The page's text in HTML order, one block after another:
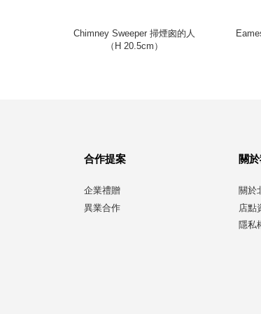
Chimney Sweeper 掃煙囪的人
（H 20.5cm）
合作提案
企業禮贈
異業合作
關
關於
店點
隱私